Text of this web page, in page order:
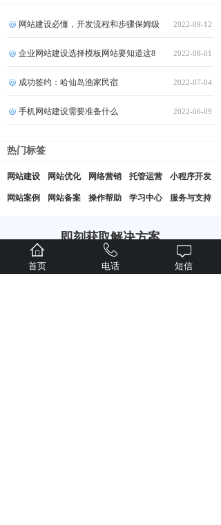
网站建设必懂，开发流程和步骤保姆级 2022-09-12
企业网站建设选择模板网站要知道这8 2022-08-01
成功签约：哈仙岛渔家民宿 2022-07-04
手机网站建设需要准备什么 2022-06-09
热门标签
网站优化 网络营销 小程序开发
网站建设 托管运营
学习中心 服务与支持
操作帮助
网站备案
网站案例
即刻获取解决方案
专属1V1服务
首页 电话 短信